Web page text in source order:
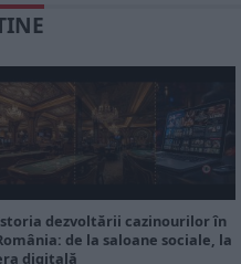
dezvoltării cazinourilor în
de la saloane sociale, la
digitală